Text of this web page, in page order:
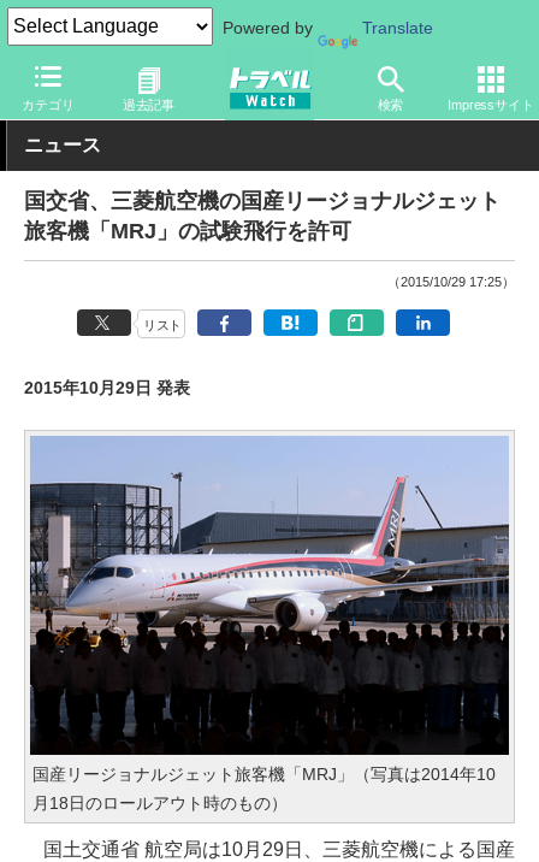
Powered by Translate
カテゴリ 過去記事 検索 Impressサイト
トラベル Watch 企業・政府・官庁 政府・官庁 国土交通省
ニュース
国交省、三菱航空機の国産リージョナルジェット
旅客機「MRJ」の試験飛行を許可
（2015/10/29 17:25）
リスト
2015年10月29日 発表
国産リージョナルジェット旅客機「MRJ」（写真は2014年10
月18日のロールアウト時のもの）
国土交通省 航空局は10月29日、三菱航空機による国産